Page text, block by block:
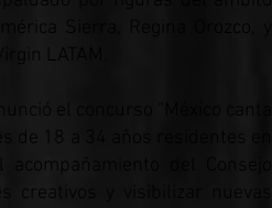
Sierra, Regina Orozco, y
LATAM.
de 18 a 34 años residentes en
del Consejo
creativos y visibilizar nuevas